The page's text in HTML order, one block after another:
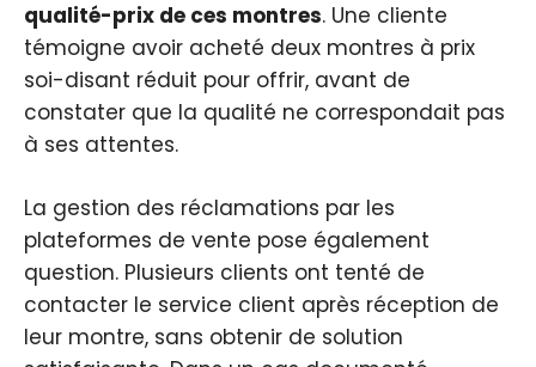
qualité-prix de ces montres. Une cliente
témoigne avoir acheté deux montres à prix
soi-disant réduit pour offrir, avant de
constater que la qualité ne correspondait pas
à ses attentes.
La gestion des réclamations par les
plateformes de vente pose également
question. Plusieurs clients ont tenté de
contacter le service client après réception de
leur montre, sans obtenir de solution